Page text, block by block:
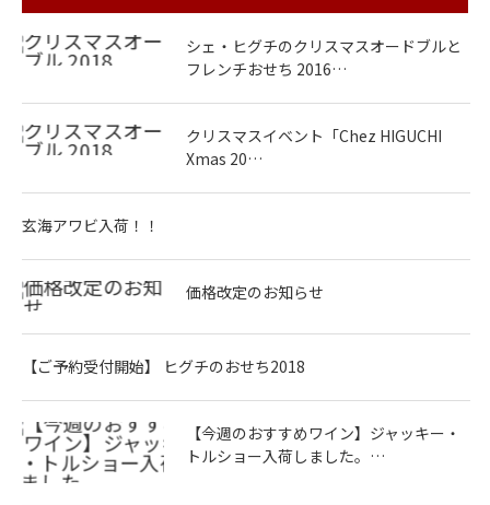
シェ・ヒグチのクリスマスオードブルと
フレンチおせち 2016…
クリスマスイベント「Chez HIGUCHI
Xmas 20…
玄海アワビ入荷！！
価格改定のお知らせ
【ご予約受付開始】 ヒグチのおせち2018
【今週のおすすめワイン】ジャッキー・
トルショー入荷しました。…